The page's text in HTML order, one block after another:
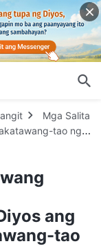
Mga Salita
tao ng
ang
tao